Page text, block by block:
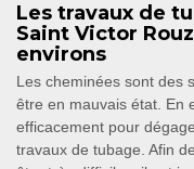
Les travaux de
Saint Victor
environs
Les cheminées sont des
être en mauvais état. En
efficacement pour
travaux de tubage. Afin